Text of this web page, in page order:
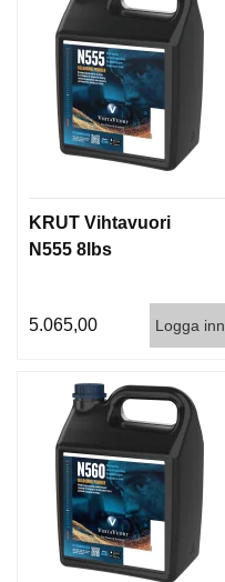
KRUT Vihtavuori
N555 8lbs
5.065,00 Logga inn